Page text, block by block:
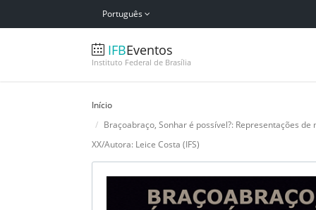
Português
IFBEventos
Instituto Federal de Brasília
Início
Braçoabraço, Sonhar é possível?: Representações
XX/Autora: Leice Costa (IFS)